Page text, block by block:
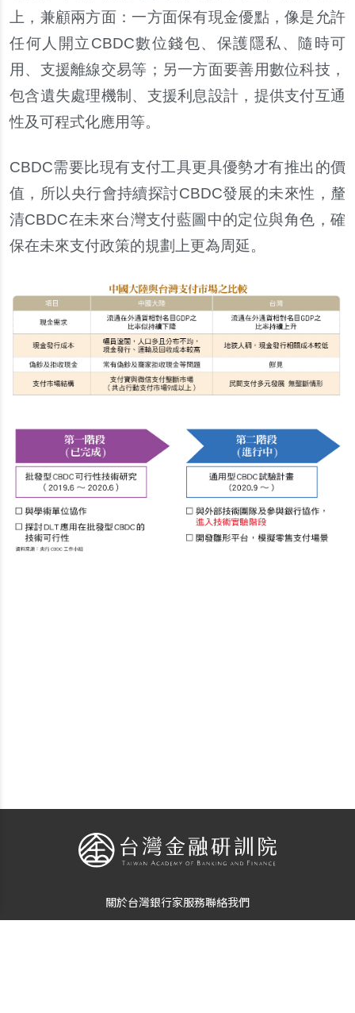
上，兼顧兩方面：一方面保有現金優點，像是允許
任何人開立CBDC數位錢包、保護隱私、隨時可
用、支援離線交易等； 另一方面要善用數位科技，
包含遺失處理機制、支援利息設計，提供支付互通
性及可程式化應用等。
CBDC需要比現有支付工具更具優勢才有推出的價
值 ，所以央行會持續探討CBDC發展的未來性，釐
清CBDC在未來台灣支付藍圖中的定位與角色，確
保在未來支付政策的規劃上更為周延。
關於台灣銀行家服務聯絡我們